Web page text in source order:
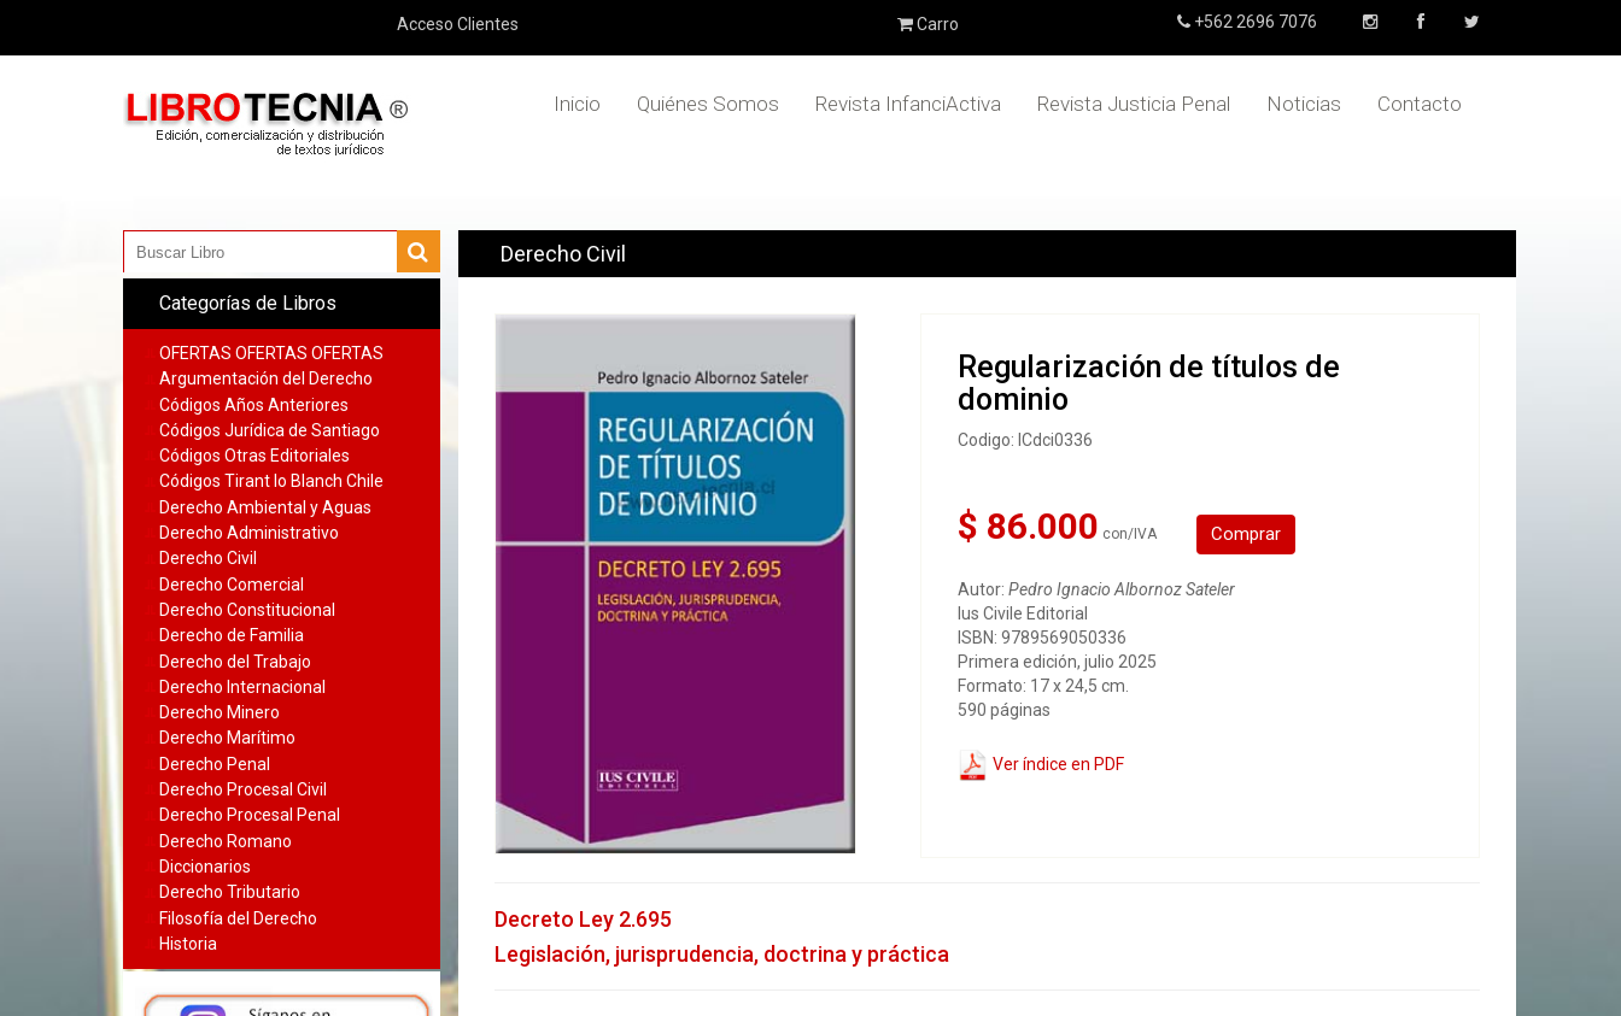
Acceso Clientes Carro +562 2696 7076
Inicio Quiénes Somos Revista InfanciActiva Revista Justicia Penal Noticias Contacto
Categorías de Libros
OFERTAS OFERTAS OFERTAS
Argumentación del Derecho
Códigos Años Anteriores
Códigos Jurídica de Santiago
Códigos Otras Editoriales
Códigos Tirant lo Blanch Chile
Derecho Ambiental y Aguas
Derecho Administrativo
Derecho Civil
Derecho Comercial
Derecho Constitucional
Derecho de Familia
Derecho del Trabajo
Derecho Internacional
Derecho Minero
Derecho Marítimo
Derecho Penal
Derecho Procesal Civil
Derecho Procesal Penal
Derecho Romano
Diccionarios
Derecho Tributario
Filosofía del Derecho
Historia
Derecho Civil
Regularización de títulos de
dominio
Codigo: ICdci0336
$ 86.000 con/IVA Comprar
Autor: Pedro Ignacio Albornoz Sateler
Ius Civile Editorial
ISBN: 9789569050336
Primera edición, julio 2025
Formato: 17 x 24,5 cm.
590 páginas
Ver índice en PDF
Decreto Ley 2.695
Legislación, jurisprudencia, doctrina y práctica